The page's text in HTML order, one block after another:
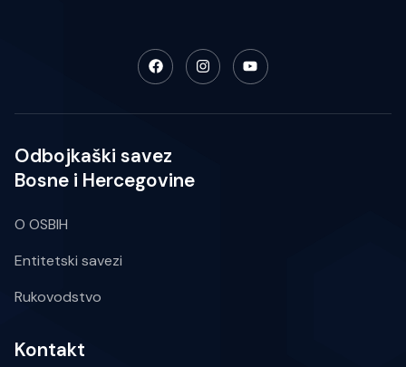
Odbojkaški savez
Bosne i Hercegovine
O OSBIH
Entitetski savezi
Rukovodstvo
Kontakt